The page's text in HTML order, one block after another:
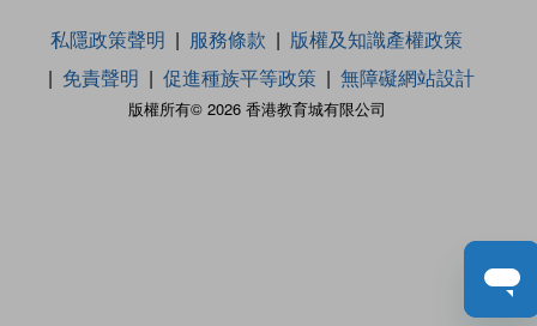
版權所有© 2026 香港教育城有限公司
私隱政策聲明 服務條款
版權及知識產權政策
免責聲明
促進種族平等政策 無障礙網站設計